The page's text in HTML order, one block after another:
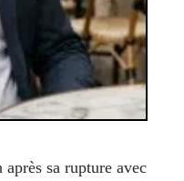
sa rupture avec